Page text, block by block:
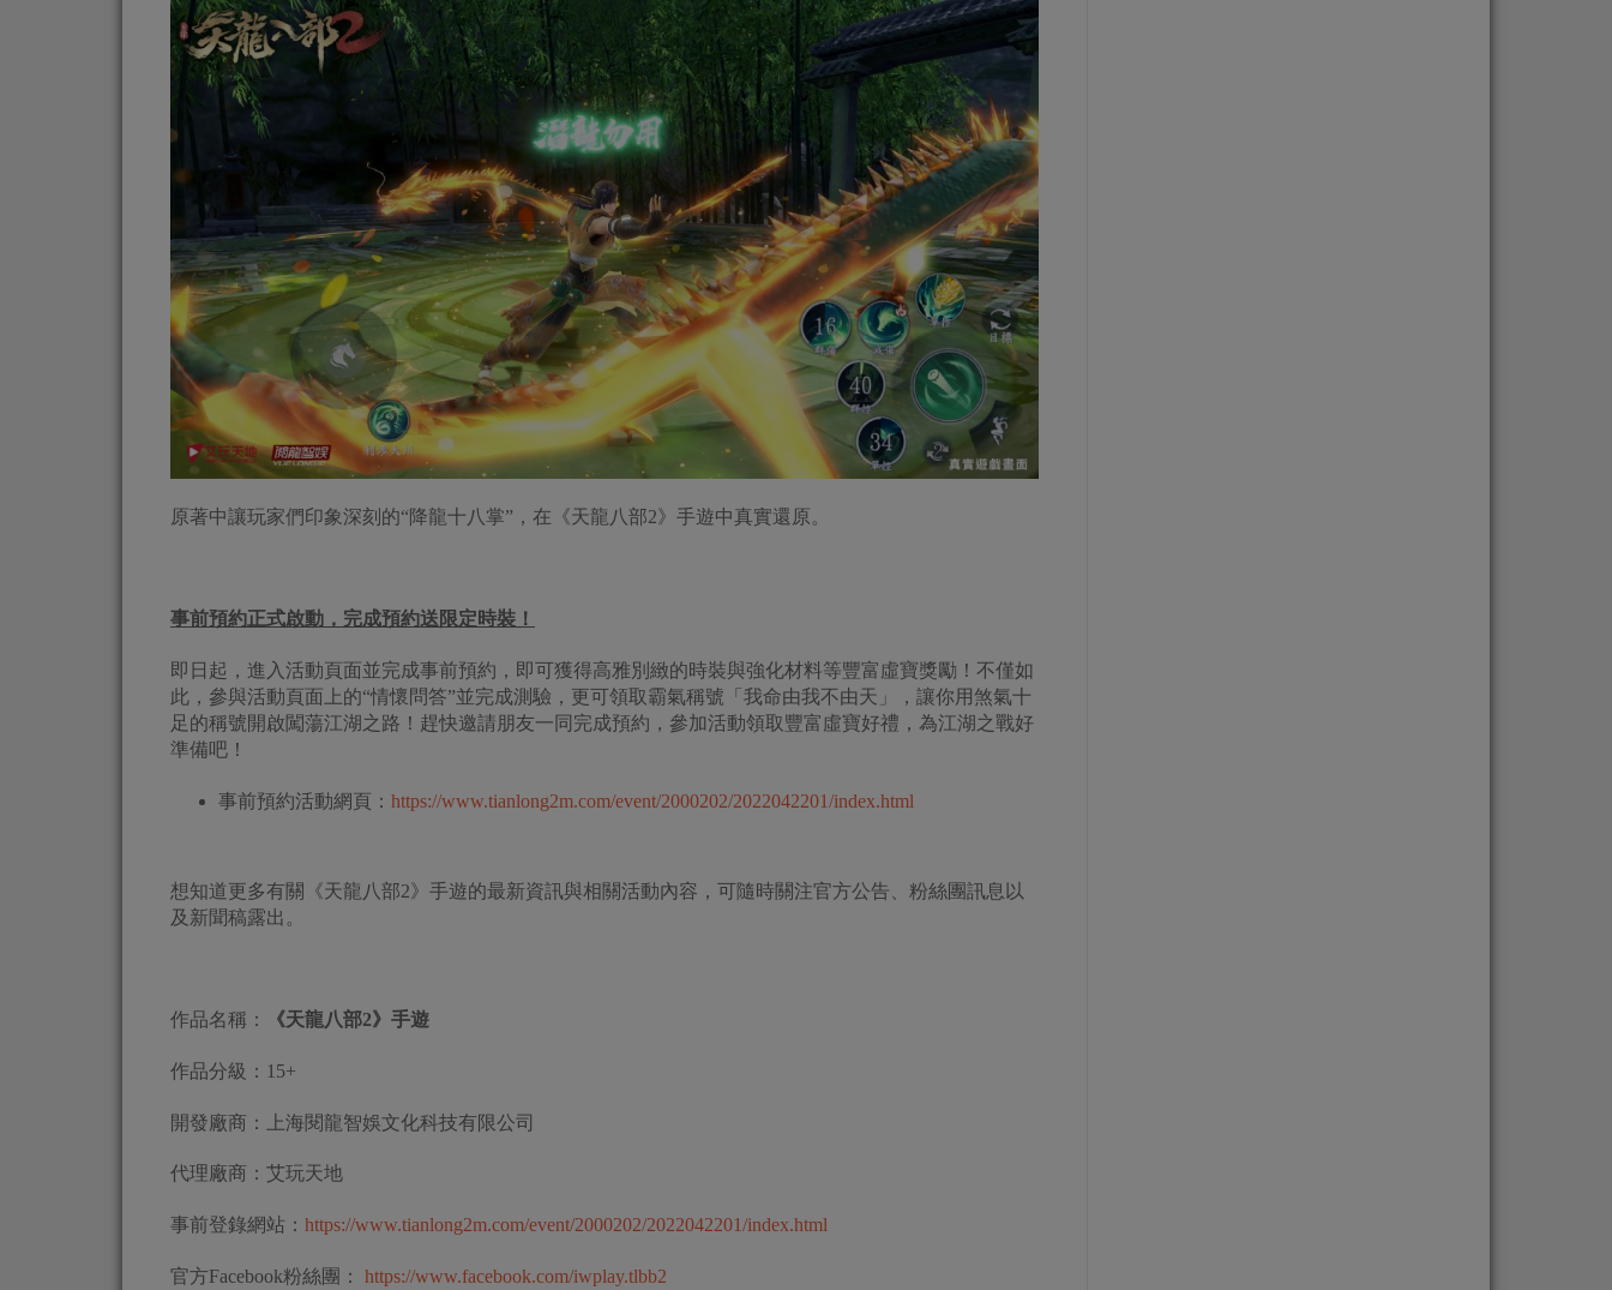
原著中讓玩家們印象深刻的“降龍十八掌”，在《天龍八部2》手遊中真實還原。
事前預約正式啟動，完成預約送限定時裝！
即日起，進入活動頁面並完成事前預約，即可獲得高雅別緻的時裝與強化材料等豐富虛寶獎勵！不僅如
此，參與活動頁面上的“情懷問答”並完成測驗，更可領取霸氣稱號「我命由我不由天」，讓你用煞氣十
足的稱號開啟闖蕩江湖之路！趕快邀請朋友一同完成預約，參加活動領取豐富虛寶好禮，為江湖之戰好
準備吧！
事前預約活動網頁： https://www.tianlong2m.com/event/2000202/2022042201/index.html
想知道更多有關《天龍八部2》手遊的最新資訊與相關活動內容，可隨時關注官方公告、粉絲團訊息以
及新聞稿露出。
作品名稱： 《天龍八部2》手遊
作品分級：15+
開發廠商：上海閱龍智娛文化科技有限公司
代理廠商：艾玩天地
事前登錄網站： https://www.tianlong2m.com/event/2000202/2022042201/index.html
官方Facebook粉絲團： https://www.facebook.com/iwplay.tlbb2